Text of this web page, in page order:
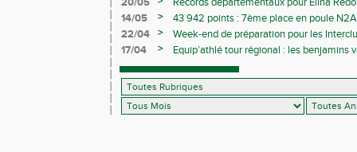
14/05
>
43 942 points : 7ème place en poule
22/04
>
Week-end de préparation pour les
compétitions
17/04 >
Equip’athlé tour régional : les benjamins